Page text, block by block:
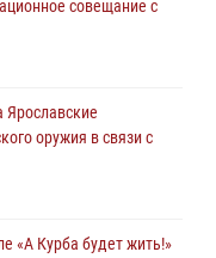
совещание с
Ярославские
оружия в связи с
«А Курба будет жить!»